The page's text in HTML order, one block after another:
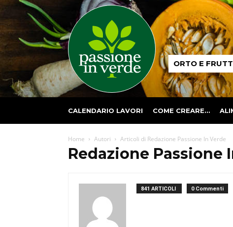
Passione
in ORTO E
CALENDARIO LAVORI COME CREARE…
Home Autori Articoli di Redazione Passione In Verde
Redazione Passione
841 ARTICOLI 0 Commenti